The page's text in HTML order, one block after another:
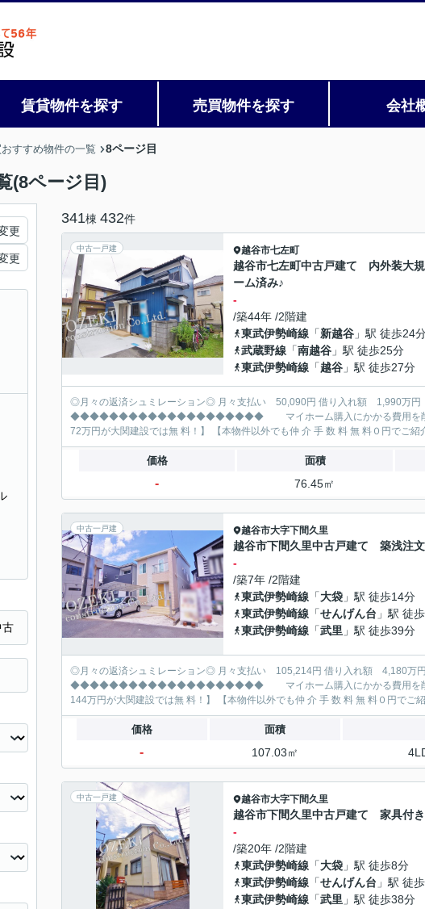
賃貸物件を探す 売買物件を探す 会社
すすめ物件の一覧 8ページ目
(8ページ目)
341棟 432件
中古一戸建 越谷市七左町
越谷市七左町中古戸建て 内外装大
ーム済み♪
-
/築44年 /2階建
東武伊勢崎線 「新越谷 」駅 徒歩24
武蔵野線 「南越谷 」駅 徒歩25分
東武伊勢崎線 「越谷 」駅 徒歩27分
◎月々の返済シュミレーション◎ 月々支払い 50,090円 借り入れ額 1,990万円 変動金利35年 ボーナス払い無し
◆◆◆◆◆◆◆◆◆◆◆◆◆◆◆◆◆◆◆◆ マイホーム購入にかかる費用を削減!! 大関建設で賢くお得にマイホーム購入♪ 【仲 介 手 数 料
価格 面積
- 76.45㎡
中古一戸建 越谷市大字下間久里
越谷市下間久里中古戸建て 築浅注
-
/築7年 /2階建
東武伊勢崎線 「大袋 」駅 徒歩14分
東武伊勢崎線 「せんげん台 」駅 徒
東武伊勢崎線 「武里 」駅 徒歩39分
◎月々の返済シュミレーション◎ 月々支払い 105,214円 借り入れ額 4,180万円 変動金利35年 ボーナス払い無し
◆◆◆◆◆◆◆◆◆◆◆◆◆◆◆◆◆◆◆◆ マイホーム購入にかかる費用を削減!! 大関建設で賢くお得にマイホーム購入♪ 【仲 介 手 数 料
価格 面積
- 107.03㎡
中古一戸建 越谷市大字下間久里
越谷市下間久里中古戸建て 家具付
-
/築20年 /2階建
東武伊勢崎線 「大袋 」駅 徒歩8分
東武伊勢崎線 「せんげん台 」駅 徒
東武伊勢崎線 「武里 」駅 徒歩38分
更
更
古